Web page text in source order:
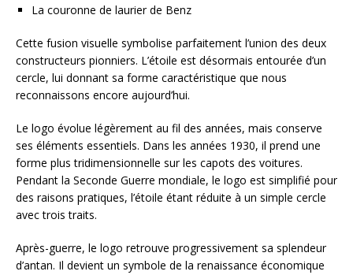
La couronne de laurier de Benz
Cette fusion visuelle symbolise parfaitement l’union des deux
constructeurs pionniers. L’étoile est désormais entourée d’un
cercle, lui donnant sa forme caractéristique que nous
reconnaissons encore aujourd’hui.
Le logo évolue légèrement au fil des années, mais conserve
ses éléments essentiels. Dans les années 1930, il prend une
forme plus tridimensionnelle sur les capots des voitures.
Pendant la Seconde Guerre mondiale, le logo est simplifié pour
des raisons pratiques, l’étoile étant réduite à un simple cercle
avec trois traits.
Après-guerre, le logo retrouve progressivement sa splendeur
d’antan. Il devient un symbole de la renaissance économique